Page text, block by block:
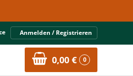
Anmelden / Registrieren
0,00 € 0